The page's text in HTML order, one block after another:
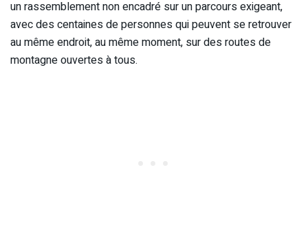
un rassemblement non encadré sur un parcours exigeant,
avec des centaines de personnes qui peuvent se retrouver
au même endroit, au même moment, sur des routes de
montagne ouvertes à tous.